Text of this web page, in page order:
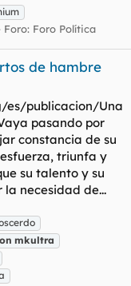
Foro: Foro Política
de hambre
es/publicacion/Una
pasando por
constancia de su
triunfa y
su talento y su
necesidad de...
mkultra